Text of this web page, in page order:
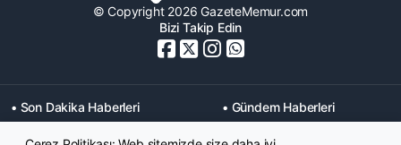
© Copyright 2026 GazeteMemur.com
Bizi Takip Edin
• Son Dakika Haberleri
• Gündem Haberleri
• Memurlar Haberleri
• KPSS Haberleri